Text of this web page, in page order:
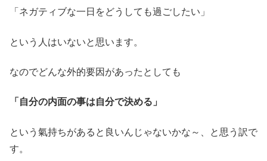
「ネガティブな一日をどうしても過ごしたい」
という人はいないと思います。
なのでどんな外的要因があったとしても
「自分の内面の事は自分で決める」
という氣持ちがあると良いんじゃないかな～、と思う訳で
す。